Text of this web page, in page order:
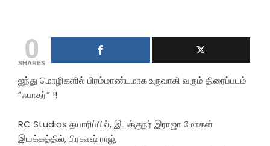
0
SHARES
ஐந்து மொழிகளில் பிரம்மாண்டமாக உருவாகி வரும் திரைப்படம்
“ஃபாதர்” !!
RC Studios தயாரிப்பில், இயக்குநர் இராஜா மோகன்
இயக்கத்தில், பிரகாஷ் ராஜ்,